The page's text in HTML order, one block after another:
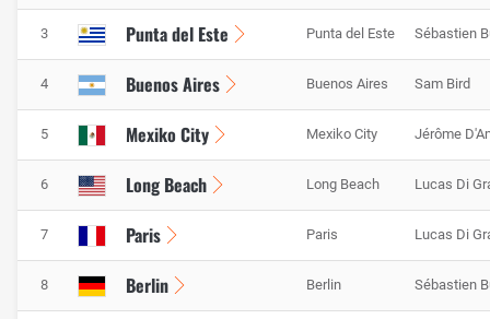
3 Punta del Este Punta del Este Sébastien
4 Buenos Aires Buenos Aires Sam Bird
5 Mexiko City Mexiko City Jérôme
6 Long Beach Long Beach Lucas Di
7 Paris Paris Lucas Di
8 Berlin Berlin Sébastien